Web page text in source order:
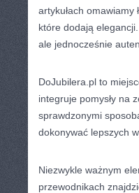
artykułach
które dodają
ale jednocześnie
DoJubilera.pl to
integruje pomysły na
sprawdzonymi
dokonywać lepszych
Niezwykle ważnym
przewodnikach